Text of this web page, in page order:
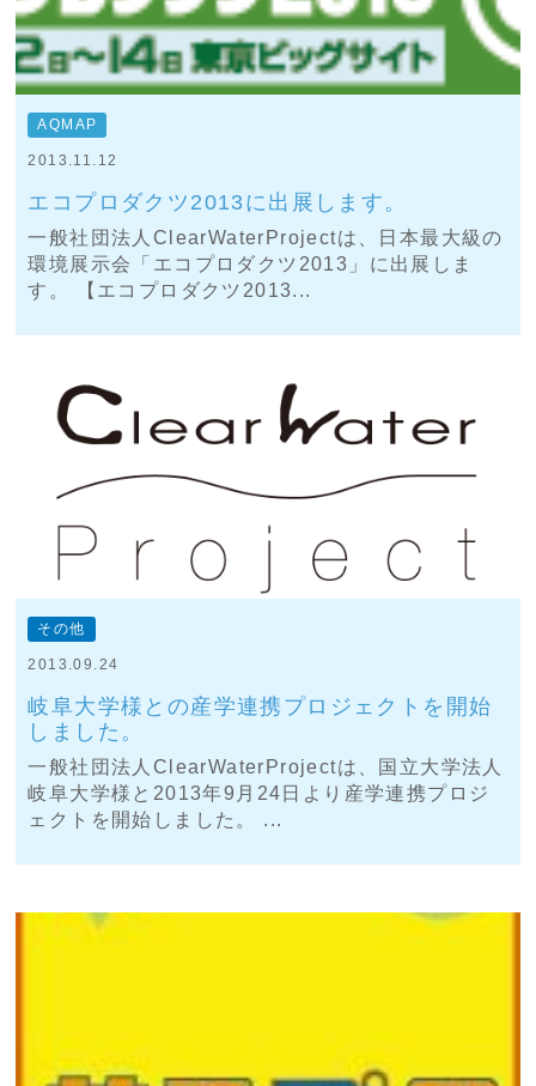
AQMAP
2013.11.12
エコプロダクツ2013に出展します。
一般社団法人ClearWaterProjectは、日本最大級の
環境展示会「エコプロダクツ2013」に出展しま
す。 【エコプロダクツ2013...
その他
2013.09.24
岐阜大学様との産学連携プロジェクトを開始
しました。
一般社団法人ClearWaterProjectは、国立大学法人
岐阜大学様と2013年9月24日より産学連携プロジ
ェクトを開始しました。 ...